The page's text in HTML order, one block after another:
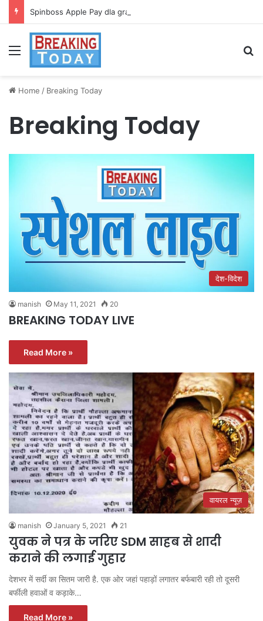
Spinboss Apple Pay dla graczy na iPhone
Menu
Home / Breaking Today
Breaking Today
देश-विदेश
manish May 11, 2021 20
BREAKING TODAY LIVE
Read More »
वायरल न्यूज़
manish January 5, 2021 21
युवक ने पत्र के जरिए SDM साहब से शादी
कराने की लगाई गुहार
देशभर में सर्दी का सितम जारी है. एक ओर जहां पहाड़ों लगातर बर्फबारी रही तो दूसरी
बर्फीली हवाओं व कड़ाके…
Read More »